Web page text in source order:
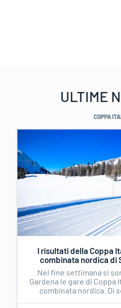
ULTIME
COPPA
I risultati della Coppa
combinata nordica di
Nel fine settimana si
Gardena le gare di Coppa
combinata nordica. Di